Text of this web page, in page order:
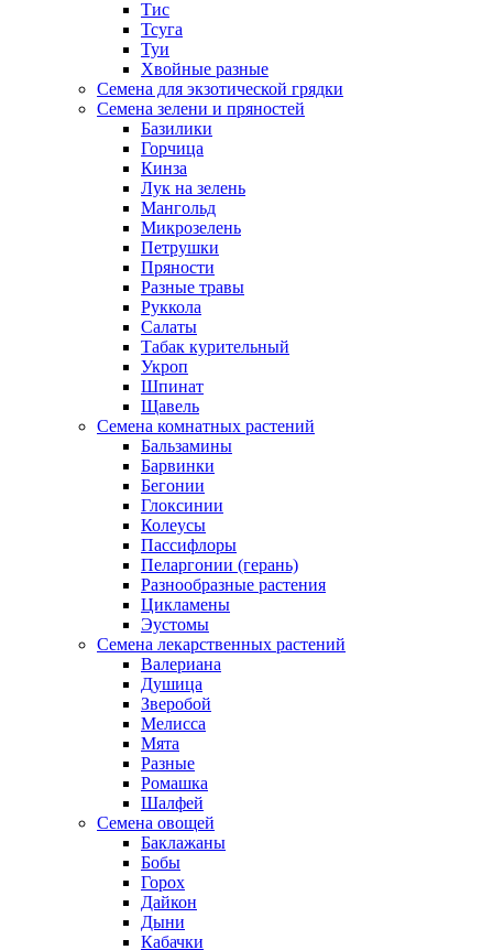
Тис
Тсуга
Туи
Хвойные разные
Семена для экзотической грядки
Семена зелени и пряностей
Базилики
Горчица
Кинза
Лук на зелень
Мангольд
Микрозелень
Петрушки
Пряности
Разные травы
Руккола
Салаты
Табак курительный
Укроп
Шпинат
Щавель
Семена комнатных растений
Бальзамины
Барвинки
Бегонии
Глоксинии
Колеусы
Пассифлоры
Пеларгонии (герань)
Разнообразные растения
Цикламены
Эустомы
Семена лекарственных растений
Валериана
Душица
Зверобой
Мелисса
Мята
Разные
Ромашка
Шалфей
Семена овощей
Баклажаны
Бобы
Горох
Дайкон
Дыни
Кабачки